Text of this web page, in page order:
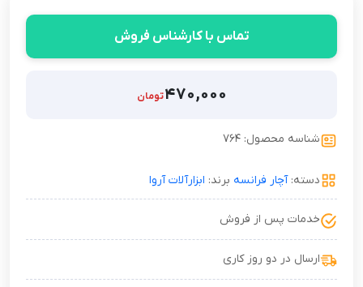
ارسال در دو روز کاری
خدمات پس از فروش
دسته:آچار فرانسه برند: ابزارآلات آروا
شناسه محصول: ۷۶۴
۴۷۰,۰۰۰تومان
تماس با کارشناس فروش